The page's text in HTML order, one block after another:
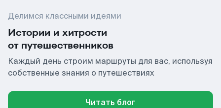
Делимся классными идеями
Истории и хитрости
от путешественников
Каждый день строим маршруты для вас, используя
собственные знания о путешествиях
Читать блог